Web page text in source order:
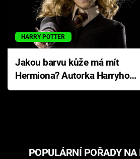
HARRY POTTER
Jakou barvu kůže má mít
Hermiona? Autorka Harryho
Pottera přišla s ráznou
POPULÁRNÍ POŘADY